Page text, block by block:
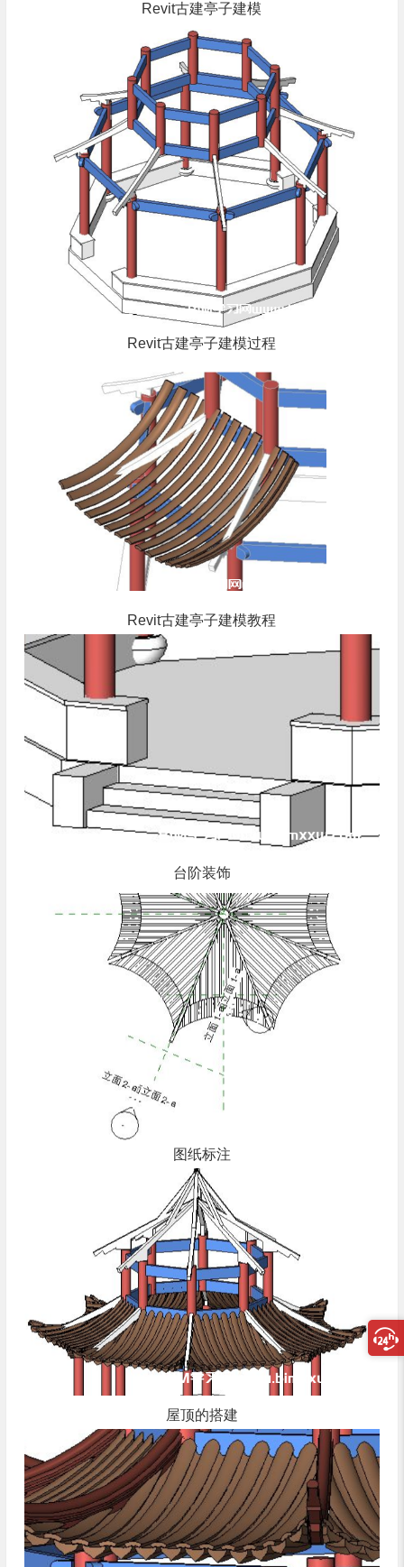
Revit古建亭子建模
Revit古建亭子建模过程
Revit古建亭子建模教程
台阶装饰
图纸标注
屋顶的搭建